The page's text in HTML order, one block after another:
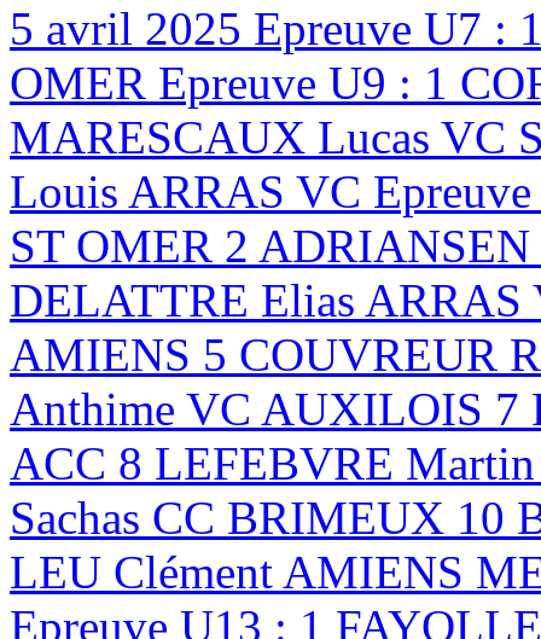
5 avril 2025 Epreuve U7 :
OMER Epreuve U9 : 1
MARESCAUX Lucas VC
Louis ARRAS VC
ST OMER 2
DELATTRE Elias
AMIENS 5 COUVREUR
Anthime VC AUXILOIS 7
ACC 8 LEFEBVRE
Sachas CC BRIMEUX 10
LEU Clément AMIENS
Epreuve U13 : 1